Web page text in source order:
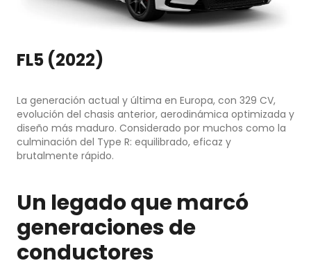
FL5 (2022)
La generación actual y última en Europa, con 329 CV,
evolución del chasis anterior, aerodinámica optimizada y
diseño más maduro. Considerado por muchos como la
culminación del Type R: equilibrado, eficaz y
brutalmente rápido.
Un legado que marcó
generaciones de
conductores